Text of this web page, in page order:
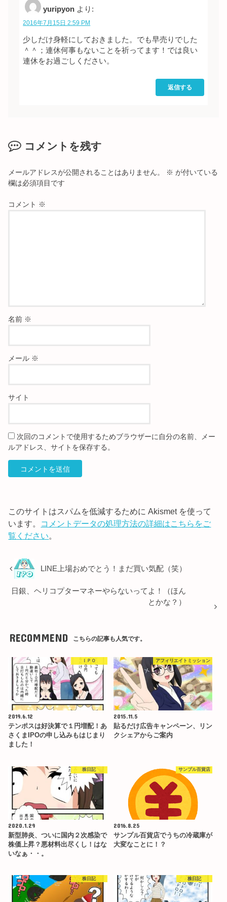
yuripyon より:
2016年7月15日 2:59 PM
少しだけ身軽にしておきました。でも早売りでした
＾＾；連休何事もないことを祈ってます！では良い
連休をお過ごしください。
返信する
コメントを残す
メールアドレスが公開されることはありません。 ※ が付いている
欄は必須項目です
コメント ※
名前 ※
メール ※
サイト
次回のコメントで使用するためブラウザーに自分の名前、メー
ルアドレス、サイトを保存する。
このサイトはスパムを低減するために Akismet を使って
います。 コメントデータの処理方法の詳細はこちらをご
覧ください。
LINE上場おめでとう！まだ買い気配（笑）
日銀、ヘリコプターマネーやらないってよ！（ほん
とかな？）
RECOMMEND こちらの記事も人気です。
ＩＰＯ
2019.6.12
テンポスは好決算で１円増配！あ
さくまIPOの申し込みもはじまり
ました！
アフィリエイトミッション
2015.11.5
貼るだけ広告キャンペーン、リン
クシェアからご案内
株日記
2020.1.29
新型肺炎、ついに国内２次感染で
株価上昇？悪材料出尽くし！はな
いなぁ・・。
サンプル百貨店
2016.8.25
サンプル百貨店でうちの冷蔵庫が
大変なことに！？
株日記 株日記